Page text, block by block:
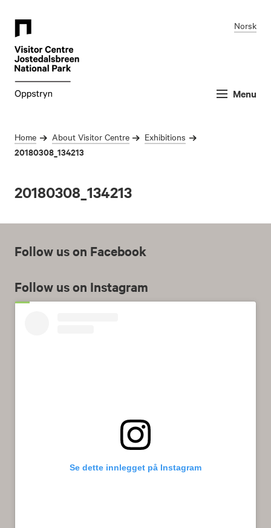
Norsk
Menu
Home About Visitor Centre Exhibitions
20180308_134213
20180308_134213
Follow us on Facebook
Follow us on Instagram
Se dette innlegget på Instagram